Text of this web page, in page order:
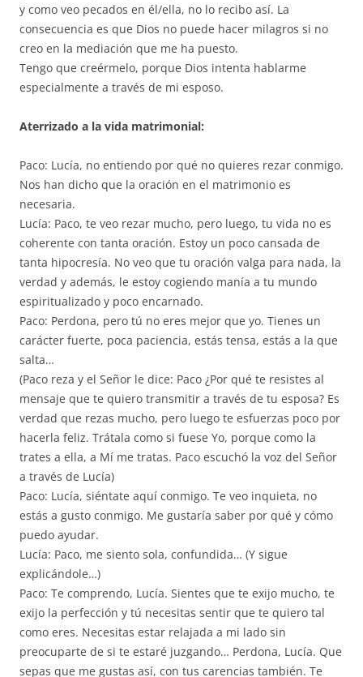
y como veo pecados en él/ella, no lo recibo así. La
consecuencia es que Dios no puede hacer milagros si no
creo en la mediación que me ha puesto.
Tengo que creérmelo, porque Dios intenta hablarme
especialmente a través de mi esposo.
Aterrizado a la vida matrimonial:
Paco: Lucía, no entiendo por qué no quieres rezar conmigo.
Nos han dicho que la oración en el matrimonio es
necesaria.
Lucía: Paco, te veo rezar mucho, pero luego, tu vida no es
coherente con tanta oración. Estoy un poco cansada de
tanta hipocresía. No veo que tu oración valga para nada, la
verdad y además, le estoy cogiendo manía a tu mundo
espiritualizado y poco encarnado.
Paco: Perdona, pero tú no eres mejor que yo. Tienes un
carácter fuerte, poca paciencia, estás tensa, estás a la que
salta…
(Paco reza y el Señor le dice: Paco ¿Por qué te resistes al
mensaje que te quiero transmitir a través de tu esposa? Es
verdad que rezas mucho, pero luego te esfuerzas poco por
hacerla feliz. Trátala como si fuese Yo, porque como la
trates a ella, a Mí me tratas. Paco escuchó la voz del Señor
a través de Lucía)
Paco: Lucía, siéntate aquí conmigo. Te veo inquieta, no
estás a gusto conmigo. Me gustaría saber por qué y cómo
puedo ayudar.
Lucía: Paco, me siento sola, confundida… (Y sigue
explicándole…)
Paco: Te comprendo, Lucía. Sientes que te exijo mucho, te
exijo la perfección y tú necesitas sentir que te quiero tal
como eres. Necesitas estar relajada a mi lado sin
preocuparte de si te estaré juzgando… Perdona, Lucía. Que
sepas que me gustas así, con tus carencias también. Te